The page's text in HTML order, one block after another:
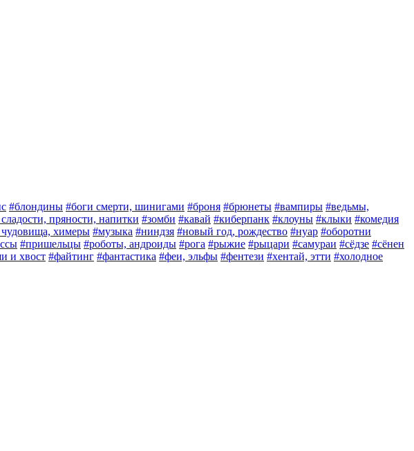
#блондины #боги смерти, шинигами #броня #брюнеты #вампиры #ведьмы,
пряности, напитки #зомби #кавай #киберпанк #клоуны #клыки #комедия
химеры #музыка #ниндзя #новый год, рождество #нуар #оборотни
#пришельцы #роботы, андроиды #рога #рыжие #рыцари #самураи #сёдзе #сёнен
и хвост #файтинг #фантастика #феи, эльфы #фентези #хентай, этти #холодное